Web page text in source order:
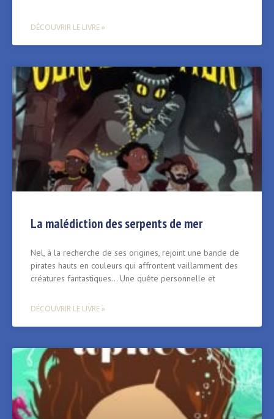
DÉCOUVRIR LE LIVRE »
La malédiction des serpents de mer
Nel, à la recherche de ses origines, rejoint une bande de
pirates hauts en couleurs qui affrontent vaillamment des
créatures fantastiques… Une quête personnelle et
DÉCOUVRIR LE LIVRE »